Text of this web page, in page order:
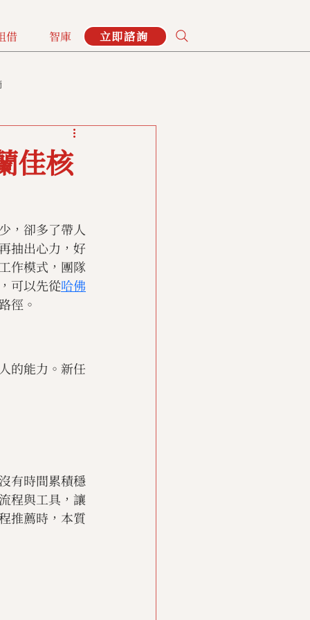
借 智庫 立即諮詢
佳核
，卻多了帶人
抽出心力，好
作模式，團隊
可以先從哈佛
徑。
的能力。新任
有時間累積穩
程與工具，讓
推薦時，本質